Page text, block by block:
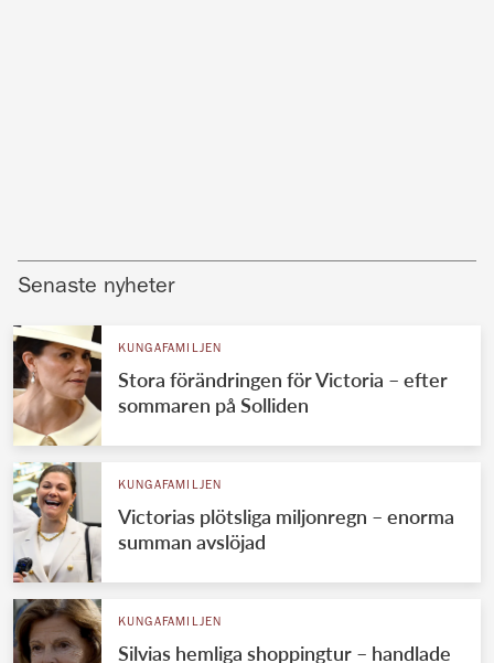
Senaste nyheter
KUNGAFAMILJEN
Stora förändringen för Victoria – efter
sommaren på Solliden
KUNGAFAMILJEN
Victorias plötsliga miljonregn – enorma
summan avslöjad
KUNGAFAMILJEN
Silvias hemliga shoppingtur – handlade